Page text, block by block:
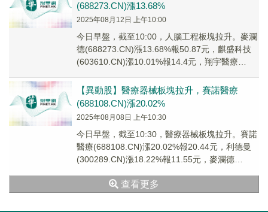
(688273.CN)漲13.68%
2025年08月12日 上午10:00
今日早盤，截至10:00，人腦工程板塊拉升。麥瀾
德(688273.CN)漲13.68%報50.87元，麒盛科技
(603610.CN)漲10.01%報14.4元，翔宇醫療
【異動股】醫療器械板塊拉升，賽諾醫療
(688108.CN)漲20.02%
2025年08月08日 上午10:30
今日早盤，截至10:30，醫療器械板塊拉升。賽諾
醫療(688108.CN)漲20.02%報20.44元，利德曼
(300289.CN)漲18.22%報11.55元，麥瀾德
查看更多